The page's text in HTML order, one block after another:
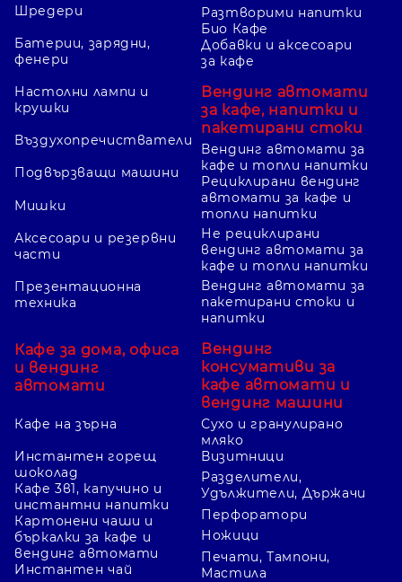
Шредери
Батерии, зарядни,
фенери
Настолни лампи и
крушки
Въздухопречистватели
Подвързващи машини
Мишки
Аксесоари и резервни
части
Презентационна
техника
Кафе за дома, офиса
и вендинг
автомати
Кафе на зърна
Разтворими напитки
Био Кафе
Добавки и аксесоари
за кафе
Вендинг автомати
за кафе, напитки и
пакетирани стоки
Вендинг автомати за
кафе и топли напитки
Рециклирани вендинг
автомати за кафе и
топли напитки
Не рециклирани
вендинг автомати за
кафе и топли напитки
Вендинг автомати за
пакетирани стоки и
напитки
Вендинг
консумативи за
кафе автомати и
вендинг машини
Сухо и гранулирано
мляко
Инстантен горещ
шоколад
Кафе 3в1, капучино и
инстантни напитки
Картонени чаши и
бъркалки за кафе и
вендинг автомати
Инстантен чай
Визитници
Разделители,
Удължители, Държачи
Перфоратори
Ножици
Печати, Тампони,
Мастила